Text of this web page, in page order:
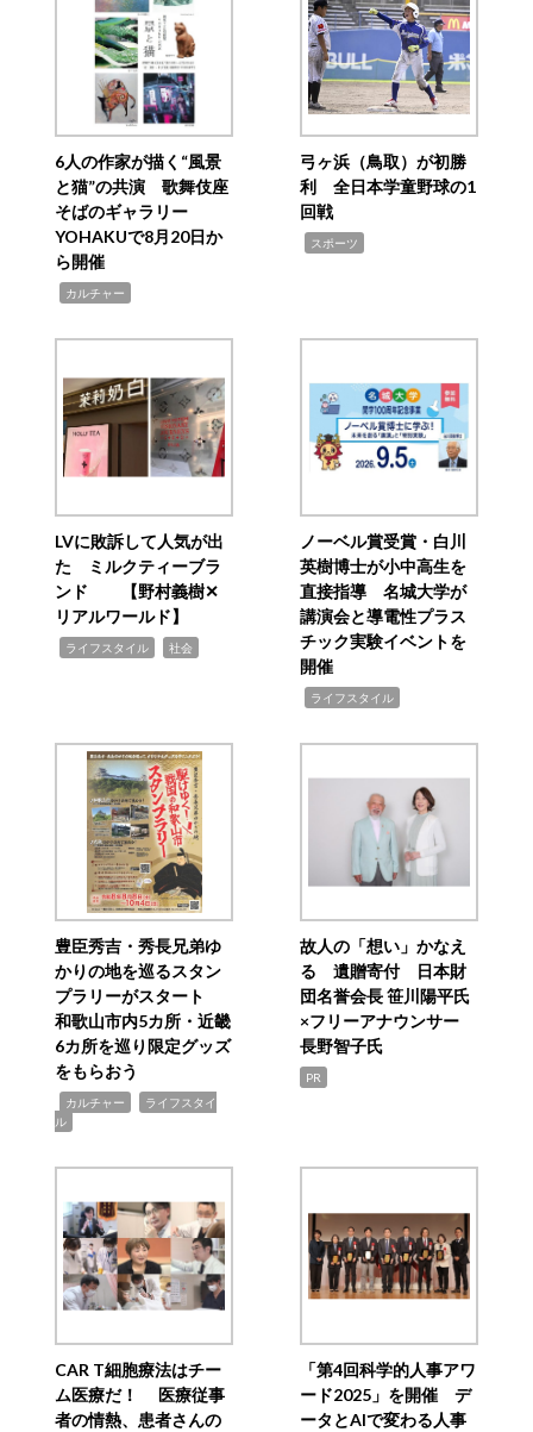
6人の作家が描く“風景
と猫”の共演 歌舞伎座
そばのギャラリー
YOHAKUで8月20日か
ら開催
カルチャー
弓ヶ浜（鳥取）が初勝
利 全日本学童野球の1
回戦
スポーツ
LVに敗訴して人気が出
た ミルクティーブラ
ンド 【野村義樹✕
リアルワールド】
ライフスタイル 社会
ノーベル賞受賞・白川
英樹博士が小中高生を
直接指導 名城大学が
講演会と導電性プラス
チック実験イベントを
開催
ライフスタイル
豊臣秀吉・秀長兄弟ゆ
かりの地を巡るスタン
プラリーがスタート
和歌山市内5カ所・近畿
6カ所を巡り限定グッズ
をもらおう
カルチャー
ライフスタイ
ル
故人の「想い」かなえ
る 遺贈寄付 日本財
団名誉会長 笹川陽平氏
×フリーアナウンサー
長野智子氏
PR
CAR T細胞療法はチー
ム医療だ！ 医療従事
者の情熱、患者さんの
「第4回科学的人事アワ
ード2025」を開催 デ
ータとAIで変わる人事